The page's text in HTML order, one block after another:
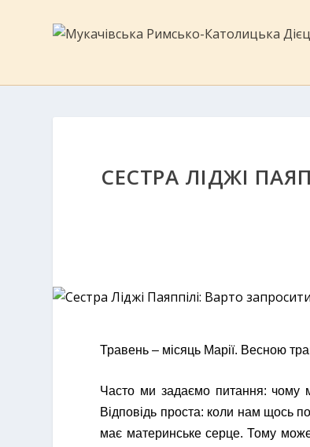
CЕСТРА ЛІДЖІ
Травень – місяць Марії. Весною
Часто ми задаємо питання:
Відповідь проста: коли нам щось
має материнське серце. Тому